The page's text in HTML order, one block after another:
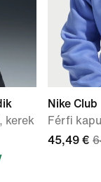
kerek
Nike Club
Férfi
45,49 €